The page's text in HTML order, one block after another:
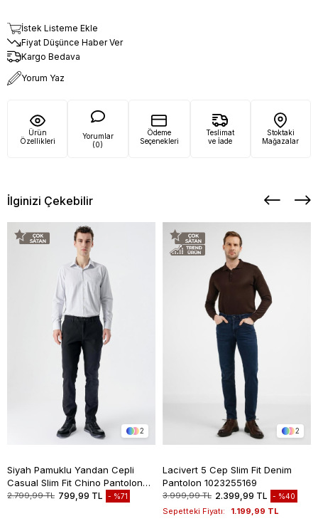
İstek Listeme Ekle
Fiyat Düşünce Haber Ver
Kargo Bedava
Yorum Yaz
Ürün
Özellikleri
Yorumlar
(0)
Ödeme
Seçenekleri
Teslimat
ve İade
Stoktaki
Mağazalar
İlginizi Çekebilir
2
Siyah Pamuklu Yandan Cepli
Casual Slim Fit Chino Pantolon
1003235117
2.799,99 TL 799,99 TL %71
2
Lacivert 5 Cep Slim Fit Denim
Pantolon 1023255169
3.999,99 TL 2.399,99 TL %40
Sepetteki Fiyatı: 1.199,99 TL